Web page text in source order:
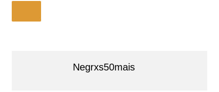
Negrxs50mais